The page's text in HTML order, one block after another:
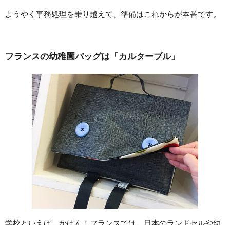
ようやく事務処理を乗り越えて、準備はこれからが本番です。
フランスの幼稚園バッグは「カルターブル」
学校といえば、かばん！フランスでは、日本のランドセルや幼